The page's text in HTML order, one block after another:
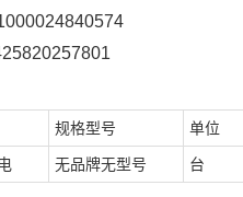
规格型号 单位
无品牌无型号 台